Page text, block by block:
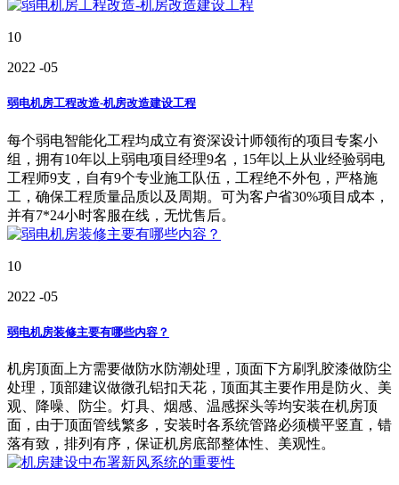
10
2022 -05
弱电机房工程改造-机房改造建设工程
每个弱电智能化工程均成立有资深设计师领衔的项目专案小
组，拥有10年以上弱电项目经理9名，15年以上从业经验弱电
工程师9支，自有9个专业施工队伍，工程绝不外包，严格施
工，确保工程质量品质以及周期。可为客户省30%项目成本，
并有7*24小时客服在线，无忧售后。
10
2022 -05
弱电机房装修主要有哪些内容？
机房顶面上方需要做防水防潮处理，顶面下方刷乳胶漆做防尘
处理，顶部建议做微孔铝扣天花，顶面其主要作用是防火、美
观、降噪、防尘。灯具、烟感、温感探头等均安装在机房顶
面，由于顶面管线繁多，安装时各系统管路必须横平竖直，错
落有致，排列有序，保证机房底部整体性、美观性。